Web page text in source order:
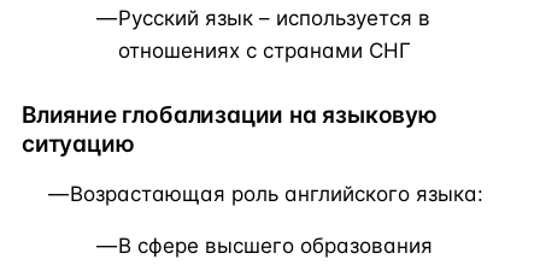
Русский язык – используется в
отношениях с странами СНГ
Влияние глобализации на языковую
ситуацию
Возрастающая роль английского языка:
В сфере высшего образования